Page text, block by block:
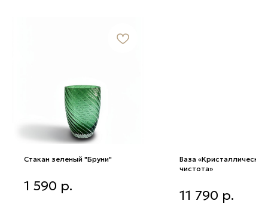
Стакан зеленый "Бруни"
1 590 р.
Ваза «Кристаллическая
чистота»
чистота»
11 790 р.